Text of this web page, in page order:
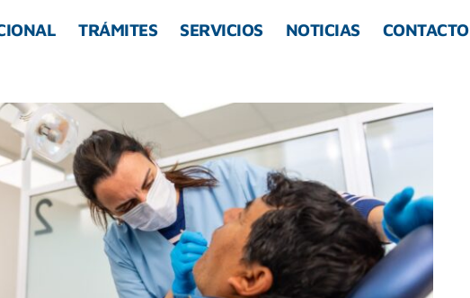
TRÁMITES SERVICIOS NOTICIAS CONTACTO